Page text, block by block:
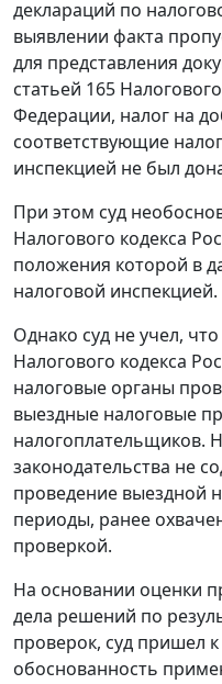
деклараций по
выявлении факта
для представления
статьей 165
Федерации, налог на
соответствующие
инспекцией не был
При этом суд
Налогового кодекса
положения которой в
налоговой инспекцией.
Однако суд не учел,
Налогового кодекса
налоговые органы
выездные налоговые
налогоплательщиков.
законодательства не
проведение выездной
периоды, ранее
проверкой.
На основании оценки
дела решений по
проверок, суд пришел
обоснованность